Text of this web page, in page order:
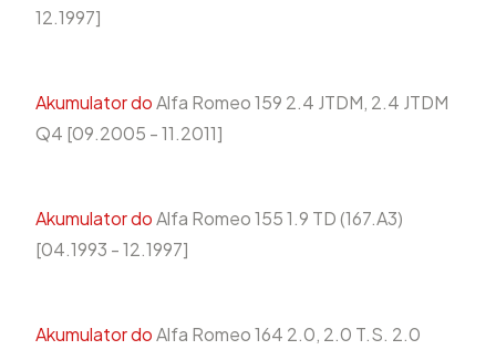
12.1997]
Akumulator doAlfa Romeo 159 2.4 JTDM, 2.4 JTDM
Q4 [09.2005 - 11.2011]
Akumulator doAlfa Romeo 155 1.9 TD (167.A3)
[04.1993 - 12.1997]
Akumulator doAlfa Romeo 164 2.0, 2.0 T.S. 2.0